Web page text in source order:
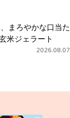
まろやかな口当た
米ジェラート
2026.08.07